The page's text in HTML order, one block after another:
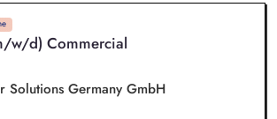
w/d) Commercial
Solutions Germany GmbH